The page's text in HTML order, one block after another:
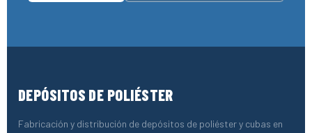
DEPÓSITOS DE POLIÉSTER
Fabricación y distribución de depósitos de poliéster y cubas en